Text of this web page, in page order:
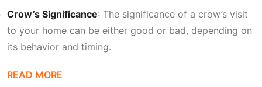
Crow’s Significance: The significance of a crow’s visit
to your home can be either good or bad, depending on
its behavior and timing.
READ MORE